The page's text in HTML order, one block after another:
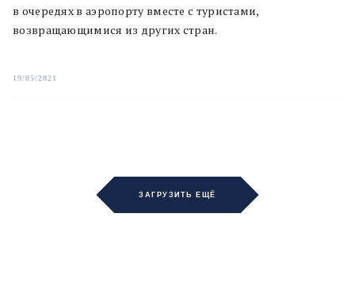
в очередях в аэропорту вместе с туристами,
возвращающимися из других стран.
19/05/2021
ЗАГРУЗИТЬ ЕЩЁ